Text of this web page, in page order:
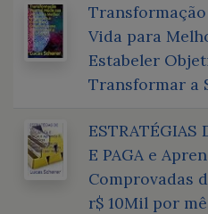
Vida para
Estabeler
Transformar a
ESTRATÉGIAS
E PAGA e
Comprovadas
r$ 10Mil por